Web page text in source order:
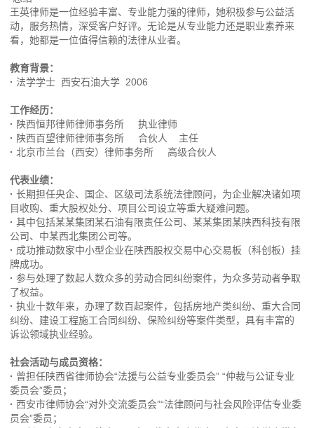
王英律师是一位经验丰富、专业能力强的律师，她积极参与公益活
动，服务热情，深受客户好评。无论是从专业能力还是职业素养来
看，她都是一位值得信赖的法律从业者。
教育背景：
· 法学学士 西安石油大学 2006
工作经历：
· 陕西恒邦律师律师事务所 执业律师
· 陕西百望律师律师事务所 合伙人 主任
· 北京市兰台（西安）律师事务所 高级合伙人
代表业绩：
·长期担任央企、国企、区级司法系统法律顾问，为企业解决诸如项
目收购、重大股权处分、项目公司设立等重大疑难问题。
·其中包括某某集团某石油有限责任公司、某某集团某陕西科技有限
公司、中某西北集团公司等。
· 成功推动数家中小型企业在陕西股权交易中心交易板（科创板）挂
牌成功。
·参与处理了数起人数众多的劳动合同纠纷案件，为众多劳动者争取
了权益。
·执业十数年来，办理了数百起案件，包括房地产类纠纷、重大合同
纠纷、建设工程施工合同纠纷、保险纠纷等案件类型，具有丰富的
诉讼领域执业经验。
社会活动与成员资格：
· 曾担任陕西省律师协会“法援与公益专业委员会” “仲裁与公证专业
委员会”委员；
·西安市律师协会“对外交流委员会”“法律顾问与社会风险评估专业委
员会”委员；